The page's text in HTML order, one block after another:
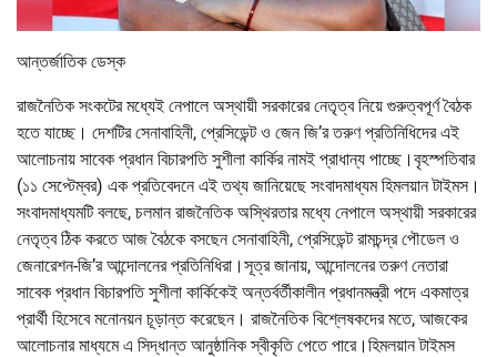
আন্তর্জাতিক ডেস্ক
রাজনৈতিক সংকটের মধ্যেই নেপালে অস্থায়ী সরকারের নেতৃত্ব নিয়ে গুরুত্বপূর্ণ বৈঠক
হতে যাচ্ছে। দেশটির সেনাবাহিনী, প্রেসিডেন্ট ও জেন জি’র তরুণ প্রতিনিধিদের এই
আলোচনায় সাবেক প্রধান বিচারপতি সুশীলা কার্কির নামই প্রাধান্য পাচ্ছে।বৃহস্পতিবার
(১১ সেপ্টেম্বর) এক প্রতিবেদনে এই তথ্য জানিয়েছে সংবাদমাধ্যম হিমলয়ান টাইমস।
সংবাদমাধ্যমটি বলছে, চলমান রাজনৈতিক অস্থিরতার মধ্যে নেপালে অস্থায়ী সরকারের
নেতৃত্ব ঠিক করতে আজ বৈঠকে বসছেন সেনাবাহিনী, প্রেসিডেন্ট রামচন্দ্র পৌডেল ও
জেনারেশন-জি’র আন্দোলনের প্রতিনিধিরা।সূত্র জানায়, আন্দোলনের তরুণ নেতারা
সাবেক প্রধান বিচারপতি সুশীলা কার্কিকেই অন্তর্বর্তীকালীন প্রধানমন্ত্রী পদে একমাত্র
প্রার্থী হিসেবে মনোনয়ন চূড়ান্ত করেছেন। রাজনৈতিক বিশ্লেষকদের মতে, আজকের
আলোচনার মাধ্যমে এ সিদ্ধান্ত আনুষ্ঠানিক স্বীকৃতি পেতে পারে।হিমলয়ান টাইমস